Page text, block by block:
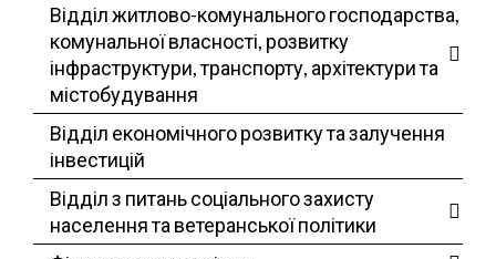
Відділ житлово-комунального господарства,
комунальної власності, розвитку
інфраструктури, транспорту, архітектури та
містобудування
Відділ економічного розвитку та залучення
інвестицій
Відділ з питань соціального захисту
населення та ветеранської політики